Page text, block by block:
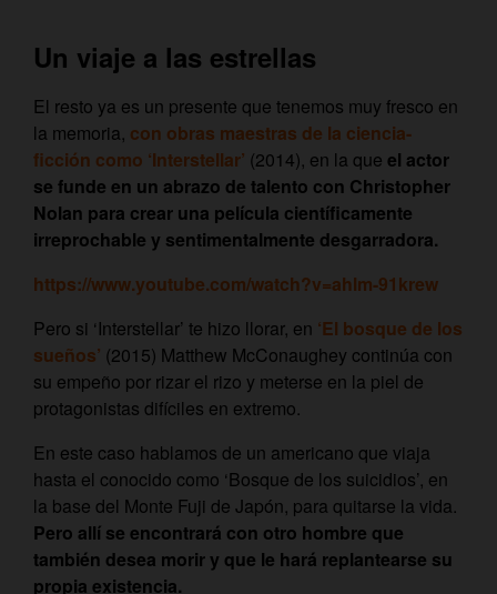
Un viaje a las estrellas
El resto ya es un presente que tenemos muy fresco en
la memoria, con obras maestras de la ciencia-
ficción como ‘Interstellar’ (2014), en la que el actor
se funde en un abrazo de talento con Christopher
Nolan para crear una película científicamente
irreprochable y sentimentalmente desgarradora.
https://www.youtube.com/watch?v=ahlm-91krew
Pero si ‘Interstellar’ te hizo llorar, en ‘El bosque de los
sueños’ (2015) Matthew McConaughey continúa con
su empeño por rizar el rizo y meterse en la piel de
protagonistas difíciles en extremo.
En este caso hablamos de un americano que viaja
hasta el conocido como ‘Bosque de los suicidios’, en
la base del Monte Fuji de Japón, para quitarse la vida.
Pero allí se encontrará con otro hombre que
también desea morir y que le hará replantearse su
propia existencia.